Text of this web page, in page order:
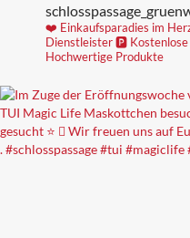
❤️ Einkaufsparadies im
Dienstleister🅿️ Kostenlose
Hochwertige Produkte